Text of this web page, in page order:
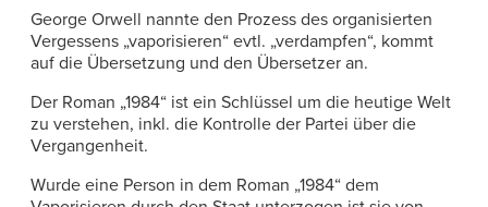
George Orwell nannte den Prozess des organisierten
Vergessens „vaporisieren“ evtl. „verdampfen“, kommt
auf die Übersetzung und den Übersetzer an.
Der Roman „1984“ ist ein Schlüssel um die heutige Welt
zu verstehen, inkl. die Kontrolle der Partei über die
Vergangenheit.
Wurde eine Person in dem Roman „1984“ dem